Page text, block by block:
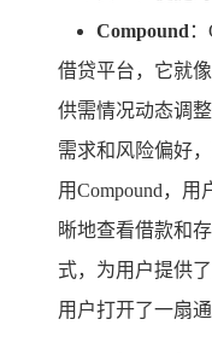
Compound
借贷平台，它就
供需情况动态调
需求和风险偏好
用Compound，
晰地查看借款和
式，为用户提供
用户打开了一扇